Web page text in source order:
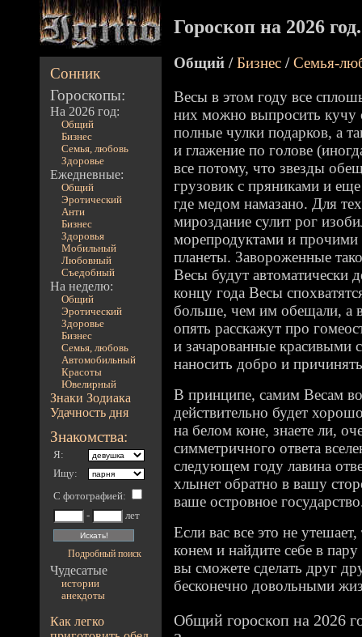
Сонник
Гороскопы:
На 2026 год:
Общий
Бизнес
Семья, любовь
Здоровье
Ежедневные:
Общий
Эротический
Анти
Бизнес
Здоровья
Мобильный
Любовный
Съедобный
На неделю:
Общий
Эротический
Здоровье
Бизнес
Семья, любовь
Автомобильный
Красоты
Ювелирный
Знаки Зодиака
Удачность дня
Знакомства:
Я:
Ищу:
С фотографией:
-
лет
Подробный поиск
Чудесатые
истории
анекдоты
Как легко
Гороскоп на 2026
Общий /Бизнес /Семья-
Весы в этом году все
них можно выпросить кучу
полные чулки подарков, а
и глажение по голове
все потому, что звезды
грузовик с пряниками и
где медом намазано. Для
мироздание сулит рог
морепродуктами и
планеты. Завороженные
Весы будут автоматически
концу года Весы
больше, чем им обещали, а
опять расскажут про
и зачарованные красивыми
наносить добро и
В принципе, самим Весам
действительно будет
на белом коне, знаете ли,
симметричного ответа
следующем году лавина
хлынет обратно в вашу
ваше островное
Если вас все это не
конем и найдите себе в
вы сможете сделать друг
бесконечно довольными
Общий гороскоп на 2026